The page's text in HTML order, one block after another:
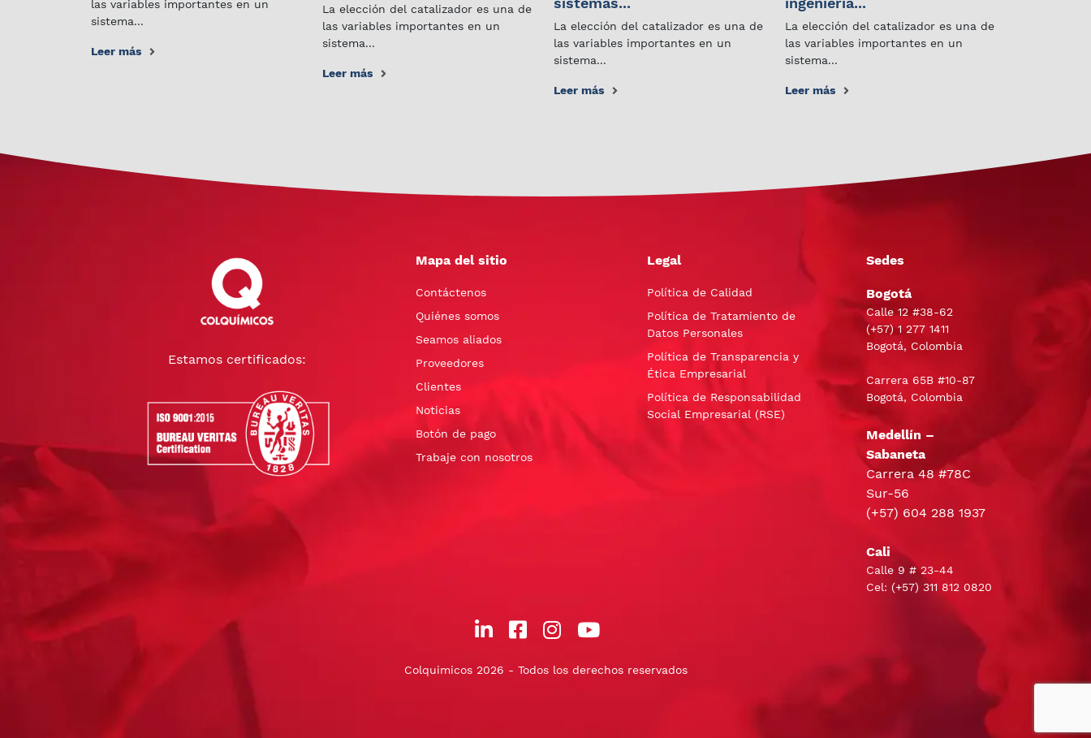
las variables importantes en un
sistema...
Leer más
La elección del catalizador es una de
las variables importantes en un
sistema...
Leer más
La elección del catalizador es una de
las variables importantes en un
sistema...
Leer más
La elección del catalizador es una de
las variables importantes en un
sistema...
Leer más
Estamos certificados:
Mapa del sitio
Contáctenos
Quiénes somos
Seamos aliados
Proveedores
Clientes
Noticias
Botón de pago
Trabaje con nosotros
Legal
Política de Calidad
Política de Tratamiento de
Datos Personales
Política de Transparencia y
Ética Empresarial
Política de Responsabilidad
Social Empresarial (RSE)
Sedes
Bogotá
Calle 12 #38-62
(+57)1 277 1411
Bogotá, Colombia
Carrera 65B #10-87
Bogotá, Colombia
Medellín –
Sabaneta
Carrera 48 #78C
Sur-56
(+57) 604 288 1937
Cali
Calle 9 # 23-44
Cel: (+57) 311 812 0820
Colquimicos 2026 - Todos los derechos reservados